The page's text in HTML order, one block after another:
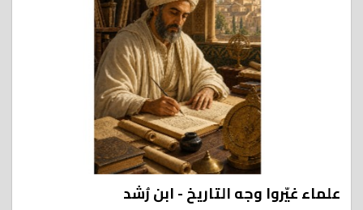
علماء غيّروا وجه التاريخ - ابن رُشد